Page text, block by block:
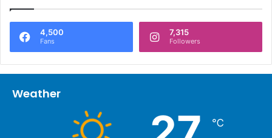
4,500
Fans
7,315
Followers
Weather
℃